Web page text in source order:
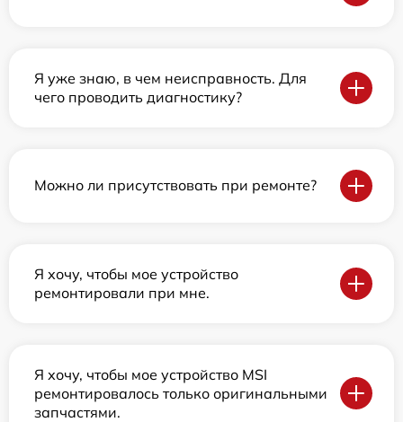
Я уже знаю, в чем неисправность. Для
чего проводить диагностику?
Можно ли присутствовать при ремонте?
Я хочу, чтобы мое устройство
ремонтировали при мне.
Я хочу, чтобы мое устройство MSI
ремонтировалось только оригинальными
запчастями.